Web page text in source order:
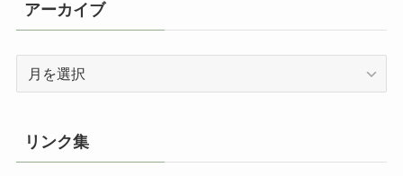
アーカイブ
イ
リンク集